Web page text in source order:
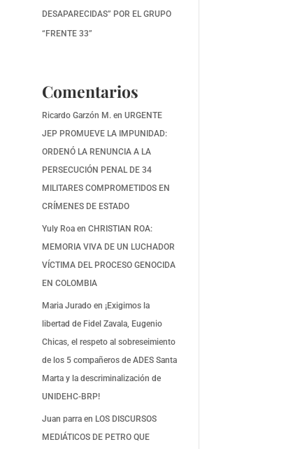
DESAPARECIDAS” POR EL GRUPO
“FRENTE 33”
Comentarios
Ricardo Garzón M. enURGENTE
JEP PROMUEVE LA IMPUNIDAD:
ORDENÓ LA RENUNCIA A LA
PERSECUCIÓN PENAL DE 34
MILITARES COMPROMETIDOS EN
CRÍMENES DE ESTADO
Yuly Roa enCHRISTIAN ROA:
MEMORIA VIVA DE UN LUCHADOR
VÍCTIMA DEL PROCESO GENOCIDA
EN COLOMBIA
Maria Jurado en ¡Exigimos la
libertad de Fidel Zavala, Eugenio
Chicas, el respeto al sobreseimiento
de los 5 compañeros de ADES Santa
Marta y la descriminalización de
UNIDEHC-BRP!
Juan parra en LOS DISCURSOS
MEDIÁTICOS DE PETRO QUE